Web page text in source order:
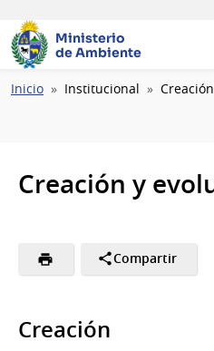
Ministerio
de Ambiente
Ruta
Inicio Institucional
Creación y
Compartir
Creación